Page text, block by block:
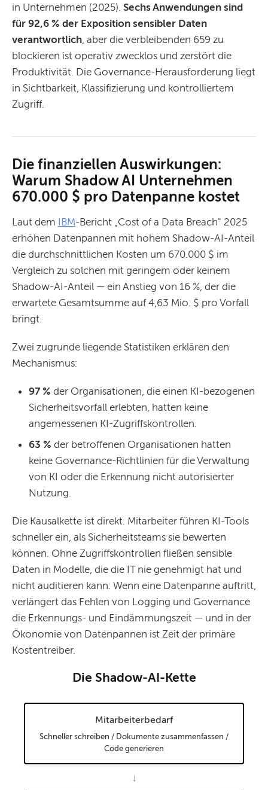
in Unternehmen (2025). Sechs Anwendungen sind
für 92,6 % der Exposition sensibler Daten
verantwortlich , aber die verbleibenden 659 zu
blockieren ist operativ zwecklos und zerstört die
Produktivität. Die Governance-Herausforderung liegt
in Sichtbarkeit, Klassifizierung und kontrolliertem
Zugriff.
Die finanziellen Auswirkungen:
Warum Shadow AI Unternehmen
670.000 $ pro Datenpanne kostet
Laut dem IBM-Bericht „Cost of a Data Breach" 2025
erhöhen Datenpannen mit hohem Shadow-AI-Anteil
die durchschnittlichen Kosten um 670.000 $ im
Vergleich zu solchen mit geringem oder keinem
Shadow-AI-Anteil — ein Anstieg von 16 %, der die
erwartete Gesamtsumme auf 4,63 Mio. $ pro Vorfall
bringt.
Zwei zugrunde liegende Statistiken erklären den
Mechanismus:
97 % der Organisationen, die einen KI-bezogenen
Sicherheitsvorfall erlebten, hatten keine
angemessenen KI-Zugriffskontrollen.
63 % der betroffenen Organisationen hatten
keine Governance-Richtlinien für die Verwaltung
von KI oder die Erkennung nicht autorisierter
Nutzung.
Die Kausalkette ist direkt. Mitarbeiter führen KI-Tools
schneller ein, als Sicherheitsteams sie bewerten
können. Ohne Zugriffskontrollen fließen sensible
Daten in Modelle, die die IT nie genehmigt hat und
nicht auditieren kann. Wenn eine Datenpanne auftritt,
verlängert das Fehlen von Logging und Governance
die Erkennungs- und Eindämmungszeit — und in der
Ökonomie von Datenpannen ist Zeit der primäre
Kostentreiber.
Die Shadow-AI-Kette
Mitarbeiterbedarf
Schneller schreiben / Dokumente zusammenfassen /
Code generieren
↓